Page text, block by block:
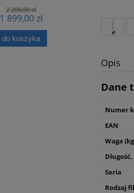
2 289,00 zł
1 899,00 zł
do koszyka
Opis
Dane
Numer
EAN
Waga
Seria
Rodzaj